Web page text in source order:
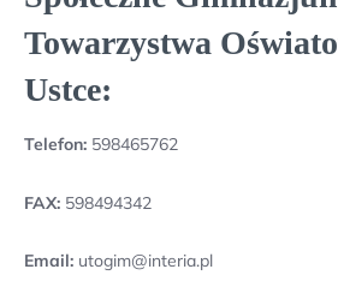
Towarzystwa
Ustce:
Telefon: 598465762
FAX: 598494342
Email: utogim@interia.pl